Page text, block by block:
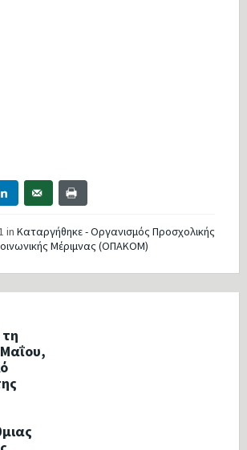
in Καταργήθηκε - Οργανισμός Προσχολικής
Μέριμνας (ΟΠΑΚΟΜ)
τη